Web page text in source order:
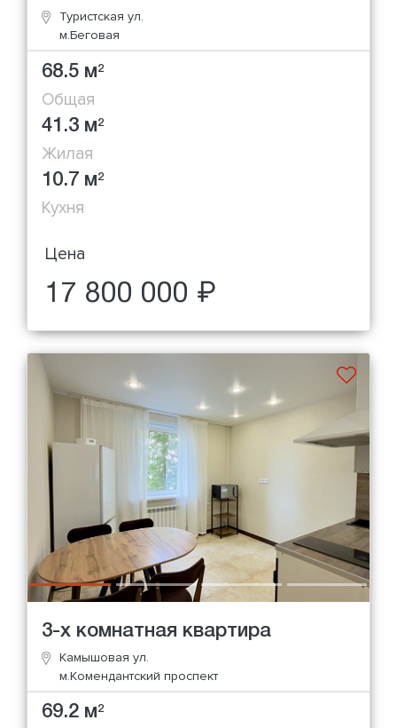
Туристская ул.
м.Беговая
68.5 м2
Общая
41.3 м2
Жилая
10.7 м2
Кухня
Цена
17 800 000 ₽
3-х комнатная квартира
Камышовая ул.
м.Комендантский проспект
69.2 м2